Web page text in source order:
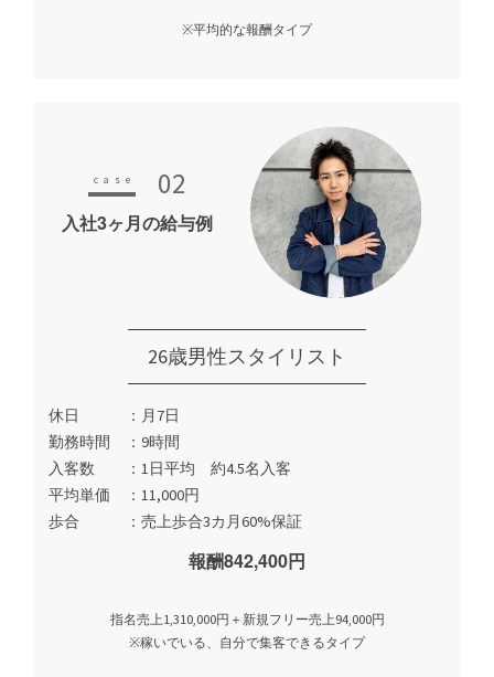
※平均的な報酬タイプ
02
入社3ヶ月の給与例
26歳男性スタイリスト
休日
月7日
勤務時間
9時間
入客数
1日平均 約4.5名入客
平均単価
11,000円
歩合
売上歩合3カ月60%保証
報酬842,400円
指名売上1,310,000円＋新規フリー売上94,000円
※稼いでいる、自分で集客できるタイプ